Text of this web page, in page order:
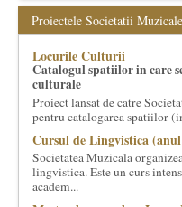
inceput cu muzica clasica - si
dezvoltam proiecte si in alte
Facem management cultural,
proprii sau preluate, modele
cultural si consultanta.
evenimente culturale,
cultura generala muzicala,
Proiectele Societatii Muzicale
Locurile Culturii
Catalogul spatiilor in care
culturale
Proiect lansat de catre
pentru catalogarea spatiilor
Cursul de Lingvistica
Societatea Muzicala
lingvistica. Este un curs
academ...